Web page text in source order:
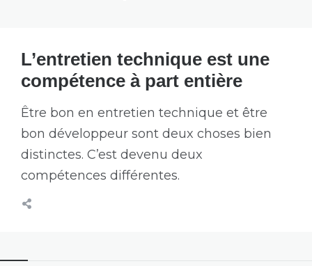
L’entretien technique est une
compétence à part entière
Être bon en entretien technique et être
bon développeur sont deux choses bien
distinctes. C’est devenu deux
compétences différentes.